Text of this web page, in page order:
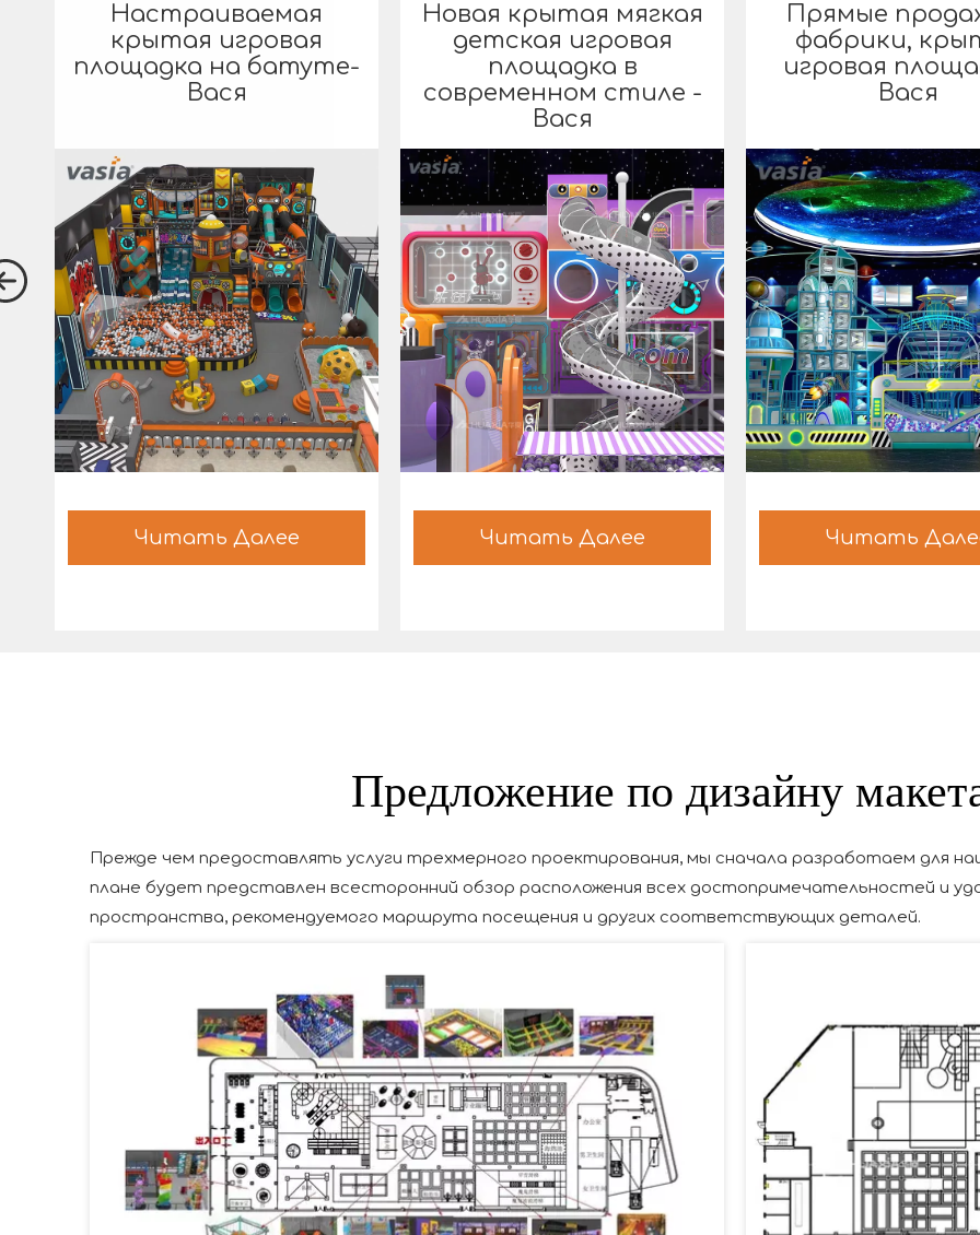
Настраиваемая
крытая игровая
площадка на батуте-
Вася
Читать Далее
Новая крытая мягкая
детская игровая
площадка в
современном стиле -
Вася
Читать Далее
Прямые
фабрики,
игровая
Вася
Читать
Предложение по дизайну
Прежде чем предоставлять услуги трехмерного проектирования, мы сначала разработаем для
плане будет представлен всесторонний обзор расположения всех достопримечательностей и
пространства, рекомендуемого маршрута посещения и других соответствующих деталей.